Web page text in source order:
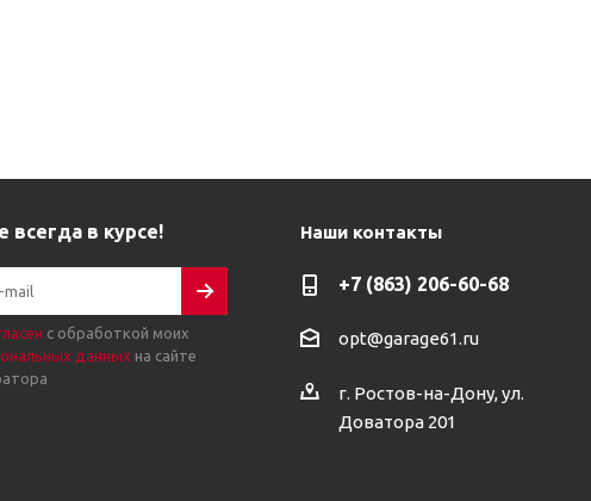
всегда в курсе!
с обработкой моих
данных на сайте
Наши контакты
+7 (863) 206-60-68
opt@garage61.ru
г. Ростов-на-Дону, ул.
Доватора 201